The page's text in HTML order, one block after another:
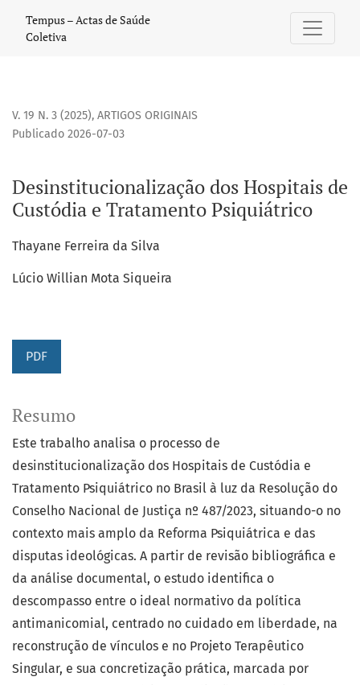
Desinstitucionalização dos Hospitais de Custódia e
Tempus – Actas de Saúde
Coletiva
V. 19 N. 3 (2025), ARTIGOS ORIGINAIS
Desinstitucionalização dos Hospitais de
Custódia e Tratamento Psiquiátrico
Publicado 2026-07-03
Thayane Ferreira da Silva
Lúcio Willian Mota Siqueira
PDF
Resumo
Este trabalho analisa o processo de
desinstitucionalização dos Hospitais de Custódia e
Tratamento Psiquiátrico no Brasil à luz da Resolução do
Conselho Nacional de Justiça nº 487/2023, situando-o no
contexto mais amplo da Reforma Psiquiátrica e das
disputas ideológicas. A partir de revisão bibliográfica e
da análise documental, o estudo identifica o
descompasso entre o ideal normativo da política
antimanicomial, centrado no cuidado em liberdade, na
reconstrução de vínculos e no Projeto Terapêutico
Singular, e sua concretização prática, marcada por